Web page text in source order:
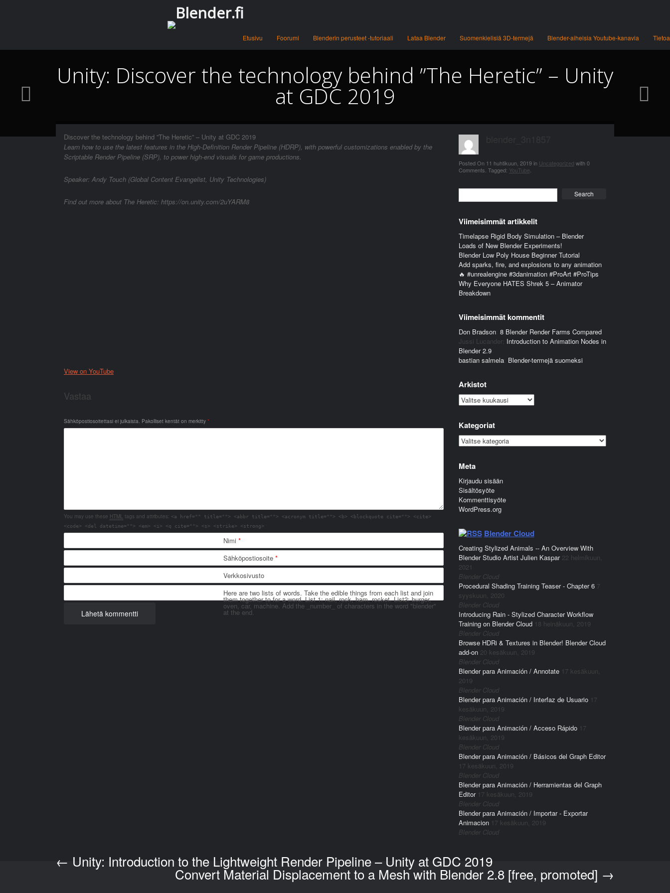
Blender.fi
Etusivu Foorumi Blenderin perusteet -tutoriaali Lataa Blender Suomenkielisiä 3D-termejä Blender-aiheisia Youtube-kanavia Tietoa
Unity: Discover the technology behind ”The Heretic” – Unity
at GDC 2019
Discover the technology behind ”The Heretic” – Unity at GDC 2019
Learn how to use the latest features in the High-Definition Render Pipeline (HDRP), with powerful customizations enabled by the
Scriptable Render Pipeline (SRP), to power high-end visuals for game productions.
Speaker: Andy Touch (Global Content Evangelist, Unity Technologies)
Find out more about The Heretic: https://on.unity.com/2uYARM8
View on YouTube
Vastaa
Sähköpostiosoitettasi ei julkaista. Pakolliset kentät on merkitty *
You may use these HTML tags and attributes: <a href="" title=""> <abbr title=""> <acronym title=""> <b> <blockquote cite=""> <cite>
<code> <del datetime=""> <em> <i> <q cite=""> <s> <strike> <strong>
Nimi *
Sähköpostiosoite *
Verkkosivusto
Here are two lists of words. Take the edible things from each list and join
them together to for a word. List 1: nail, rock, ham, rocket. List2: burger,
oven, car, machine. Add the _number_ of characters in the word "blender"
at the end.
Posted On 11 huhtikuun, 2019 in Uncategorized with0
Comments Tagged: YouTube
Viimeisimmät artikkelit
Timelapse Rigid Body Simulation – Blender
Loads of New Blender Experiments!
Blender Low Poly House Beginner Tutorial
Add sparks, fire, and explosions to any animation
🔥 #unrealengine #3danimation #ProArt #ProTips
Why Everyone HATES Shrek 5 – Animator
Breakdown
Viimeisimmät kommentit
Don Bradson: 8 Blender Render Farms Compared
Jussi Lucander: Introduction to Animation Nodes in
Blender 2.9
bastian salmela: Blender-termejä suomeksi
Arkistot
Arkistot
Kategoriat
Kategoriat
Meta
Kirjaudu sisään
Sisältösyöte
Kommenttisyöte
WordPress.org
Blender Cloud
Creating Stylized Animals -- An Overview With
Blender Studio Artist Julien Kaspar 22 helmikuun,
2021
Blender Cloud
Procedural Shading Training Teaser - Chapter 6 7
syyskuun, 2020
Blender Cloud
Introducing Rain - Stylized Character Workflow
Training on Blender Cloud 18 heinäkuun, 2019
Blender Cloud
Browse HDRi & Textures in Blender! Blender Cloud
add-on 20 kesäkuun, 2019
Blender Cloud
Blender para Animación / Annotate 17 kesäkuun,
2019
Blender Cloud
Blender para Animación / Interfaz de Usuario 17
kesäkuun, 2019
Blender Cloud
Blender para Animación / Acceso Rápido 17
kesäkuun, 2019
Blender Cloud
Blender para Animación / Básicos del Graph Editor
17 kesäkuun, 2019
Blender Cloud
Blender para Animación / Herramientas del Graph
Editor 17 kesäkuun, 2019
Blender Cloud
Blender para Animación / Importar - Exportar
Animacion 17 kesäkuun, 2019
Blender Cloud
Post navigation
← Unity: Introduction to the Lightweight Render Pipeline – Unity at GDC 2019
Convert Material Displacement to a Mesh with Blender 2.8 [free, promoted] →